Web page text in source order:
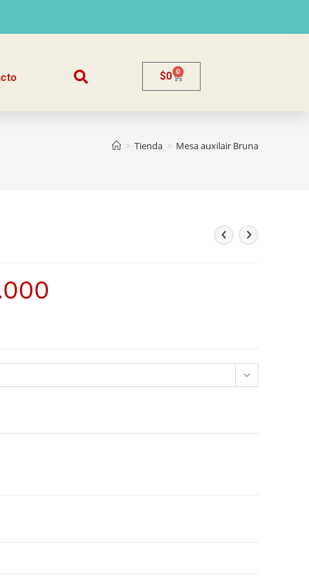
$0 0
> Tienda > Mesa auxilair Bruna